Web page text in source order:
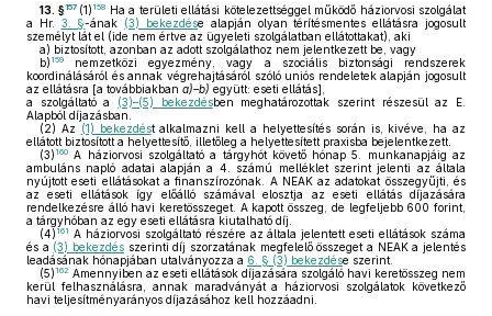
13. §157 (1) 158 Ha a területi ellátási kötelezettséggel működő háziorvosi szolgálat
a Hr. 3. §-ának (3) bekezdése alapján olyan térítésmentes ellátásra jogosult
személyt lát el (ide nem értve az ügyeleti szolgálatban ellátottakat), aki
a) biztosított, azonban az adott szolgálathoz nem jelentkezett be, vagy
b) 159
nemzetközi egyezmény, vagy a szociális biztonsági rendszerek
koordinálásáról és annak végrehajtásáról szóló uniós rendeletek alapján jogosult
az ellátásra [a továbbiakban a)–b) együtt: eseti ellátás],
a szolgáltató a (3)–(5) bekezdésben meghatározottak szerint részesül az E.
Alapból díjazásban.
(2) Az (1) bekezdést alkalmazni kell a helyettesítés során is, kivéve, ha az
ellátott biztosított a helyettesítő, illetőleg a helyettesített praxisba bejelentkezett.
(3) 160 A háziorvosi szolgáltató a tárgyhót követő hónap 5. munkanapjáig az
ambuláns napló adatai alapján a 4. számú melléklet szerint jelenti az általa
nyújtott eseti ellátásokat a finanszírozónak. A NEAK az adatokat összegyűjti, és
az eseti ellátások így előálló számával elosztja az eseti ellátás díjazására
rendelkezésre álló havi keretösszeget. A kapott összeg, de legfeljebb 600 forint,
a tárgyhóban az egy eseti ellátásra kiutalható díj.
(4) 161 A háziorvosi szolgáltató részére az általa jelentett eseti ellátások száma
és a (3) bekezdés szerinti díj szorzatának megfelelő összeget a NEAK a jelentés
leadásának hónapjában utalványozza a 6. § (3) bekezdése szerint.
(5) 162 Amennyiben az eseti ellátások díjazására szolgáló havi keretösszeg nem
kerül felhasználásra, annak maradványát a háziorvosi szolgálatok következő
havi teljesítményarányos díjazásához kell hozzáadni.